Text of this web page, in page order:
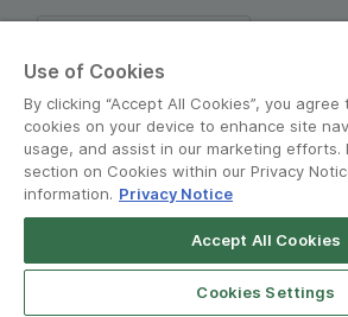
© Grab 2010 -
Use of Cookies
By clicking “Accept All Cookies”, you
cookies on your device to enhance site
usage, and assist in our marketing efforts.
section on Cookies within our Privacy
information. Privacy Notice
Accept All Cookies
Cookies Settings